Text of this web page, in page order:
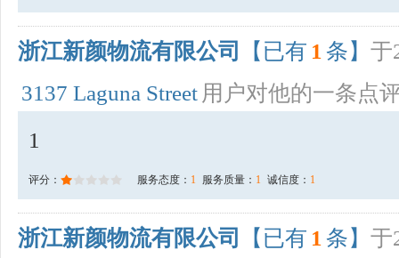
浙江新颜物流有限公司 【已有 1 条】 于
3137 Laguna Street 用户对他的一条点
1
评分： 服务态度： 1 服务质量： 1 诚信度： 1
浙江新颜物流有限公司 【已有 1 条】 于